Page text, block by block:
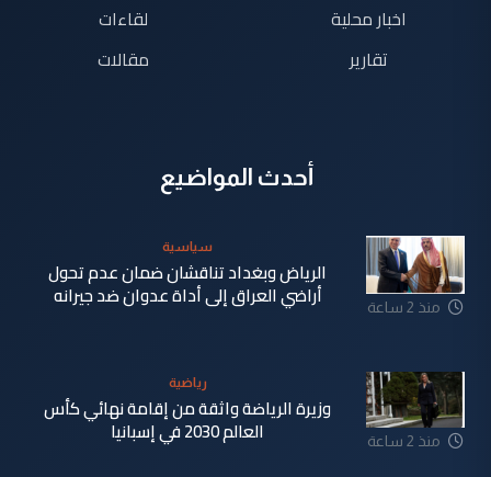
اخبار محلية
تقارير
لقاءات
مقالات
أحدث المواضيع
منذ 2 ساعة
سياسية
الرياض وبغداد تناقشان ضمان عدم تحول
أراضي العراق إلى أداة عدوان ضد جيرانه
منذ 2 ساعة
رياضية
وزيرة الرياضة واثقة من إقامة نهائي كأس
العالم 2030 في إسبانيا